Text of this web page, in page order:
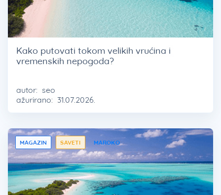
Kako putovati tokom velikih vrućina i
vremenskih nepogoda?
autor: seo
ažurirano: 31.07.2026.
MAGAZIN SAVETI MAROKO